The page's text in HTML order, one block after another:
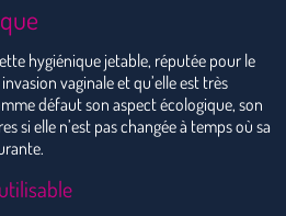
hygiénique jetable, réputée pour le
vaginale et qu’elle est très
défaut son aspect écologique, son
si elle n’est pas changée à temps où sa